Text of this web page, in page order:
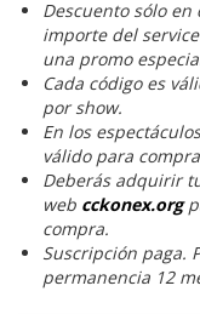
Descuento sólo
importe del
una promo
Cada código es
por show.
En los
válido para
Deberás adquirir
web cckonex.org
compra.
Suscripción paga.
permanencia 12